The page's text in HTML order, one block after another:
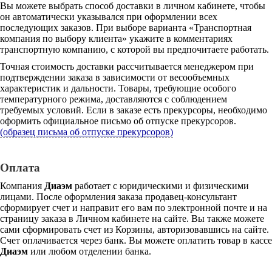
Вы можете выбрать способ доставки в личном кабинете, чтобы
он автоматически указывался при оформлении всех
последующих заказов. При выборе варианта «Транспортная
компания по выбору клиента» укажите в комментариях
транспортную компанию, с которой вы предпочитаете работать.
Точная стоимость доставки рассчитывается менеджером при
подтверждении заказа в зависимости от весообъемных
характеристик и дальности. Товары, требующие особого
температурного режима, доставляются с соблюдением
требуемых условий. Если в заказе есть прекурсоры, необходимо
оформить официальное письмо об отпуске прекурсоров.
(образец письма об отпуске прекурсоров)
Оплата
Компания Диаэм работает с юридическими и физическими
лицами. После оформления заказа продавец-консультант
сформирует счет и направит его вам по электронной почте и на
страницу заказа в Личном кабинете на сайте. Вы также можете
сами сформировать счет из Корзины, авторизовавшись на сайте.
Счет оплачивается через банк. Вы можете оплатить товар в кассе
Диаэм или любом отделении банка.